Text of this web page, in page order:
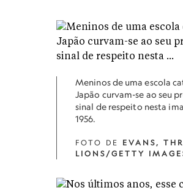
Meninos de uma escola
Japão curvam-se ao seu
sinal de respeito nesta
1956.
FOTO DE EVANS,
LIONS/GETTY